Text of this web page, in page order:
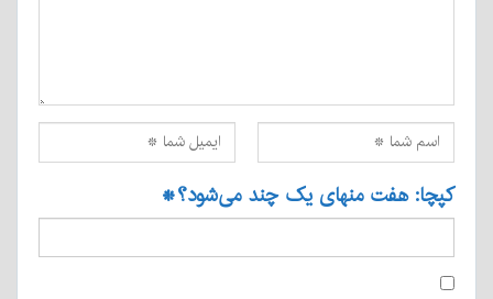
کپچا: هفت منهای یک چند می‌شود؟*